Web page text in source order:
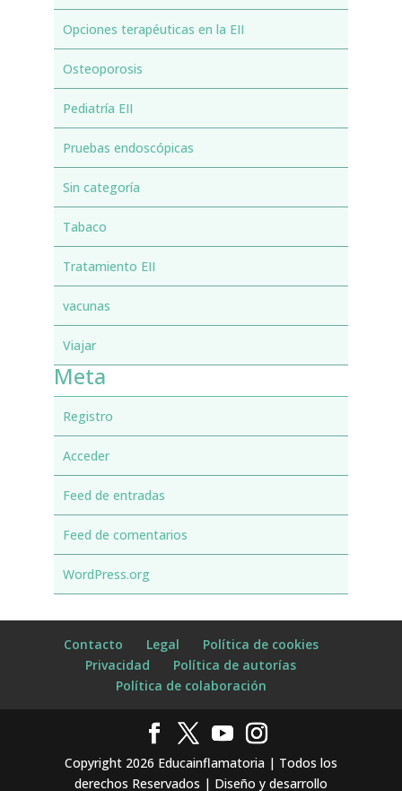
Opciones terapéuticas en la EII
Osteoporosis
Pediatría EII
Pruebas endoscópicas
Sin categoría
Tabaco
Tratamiento EII
vacunas
Viajar
Meta
Registro
Acceder
Feed de entradas
Feed de comentarios
WordPress.org
Contacto Legal
Política de cookies
Privacidad
Política de autorías
Política de colaboración
Copyright 2026 Educainflamatoria | Todos los
derechos Reservados | Diseño y desarrollo